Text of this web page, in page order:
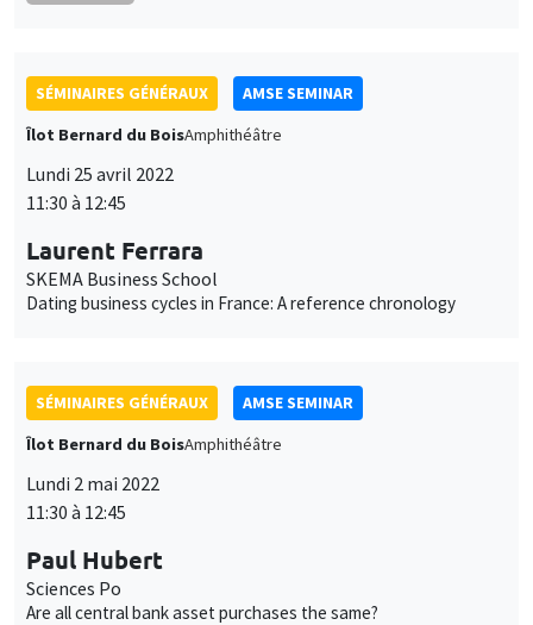
SÉMINAIRES GÉNÉRAUX
AMSE SEMINAR
Îlot Bernard du BoisAmphithéâtre
Lundi 25 avril 2022
11:30 à 12:45
Laurent Ferrara
SKEMA Business School
Dating business cycles in France: A reference chronology
SÉMINAIRES GÉNÉRAUX
AMSE SEMINAR
Îlot Bernard du BoisAmphithéâtre
Lundi 2 mai 2022
11:30 à 12:45
Paul Hubert
Sciences Po
Are all central bank asset purchases the same?